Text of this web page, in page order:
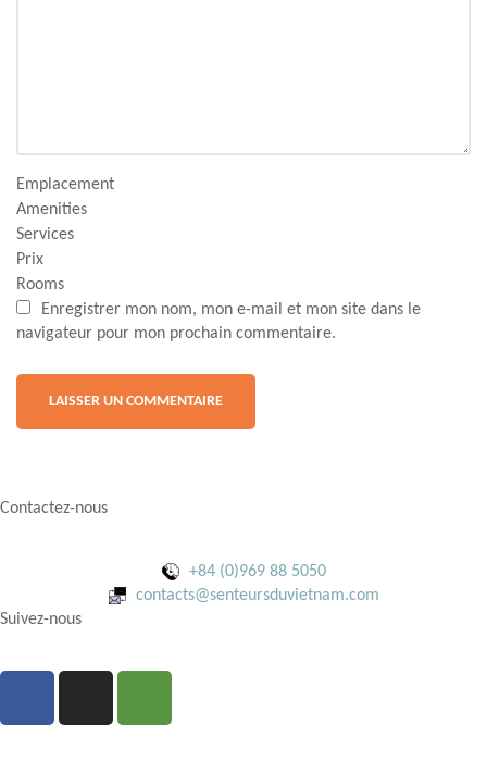
Emplacement
Amenities
Services
Prix
Rooms
Enregistrer mon nom, mon e-mail et mon site dans le
navigateur pour mon prochain commentaire.
Contactez-nous
+84 (0)969 88 5050
contacts@senteursduvietnam.com
Suivez-nous